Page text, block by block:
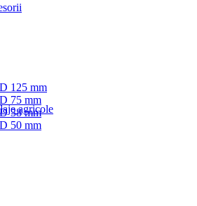
agricole
125 mm
75 mm
38 mm
50 mm